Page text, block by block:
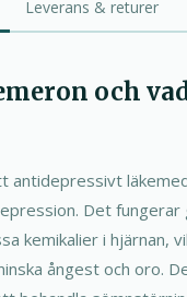
Leverans & returer
och
antidepressivt
Det fungerar
kemikalier i hjärnan,
ångest och oro.